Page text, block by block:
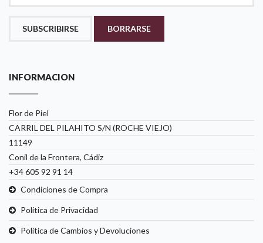
SUBSCRIBIRSE BORRARSE
INFORMACION
Flor de Piel
CARRIL DEL PILAHITO S/N (ROCHE VIEJO)
11149
Conil de la Frontera, Cádiz
+34 605 92 91 14
Condiciones de Compra
Politica de Privacidad
Politica de Cambios y Devoluciones